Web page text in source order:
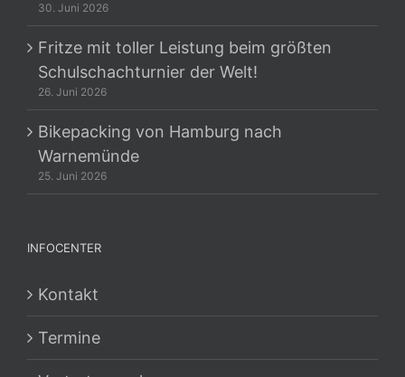
30. Juni 2026
Fritze mit toller Leistung beim größten
Schulschachturnier der Welt!
26. Juni 2026
Bikepacking von Hamburg nach
Warnemünde
25. Juni 2026
INFOCENTER
Kontakt
Termine